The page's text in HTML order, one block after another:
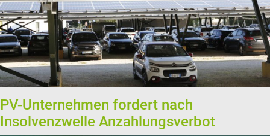
PV-Unternehmen fordert nach
Insolvenzwelle Anzahlungsverbot